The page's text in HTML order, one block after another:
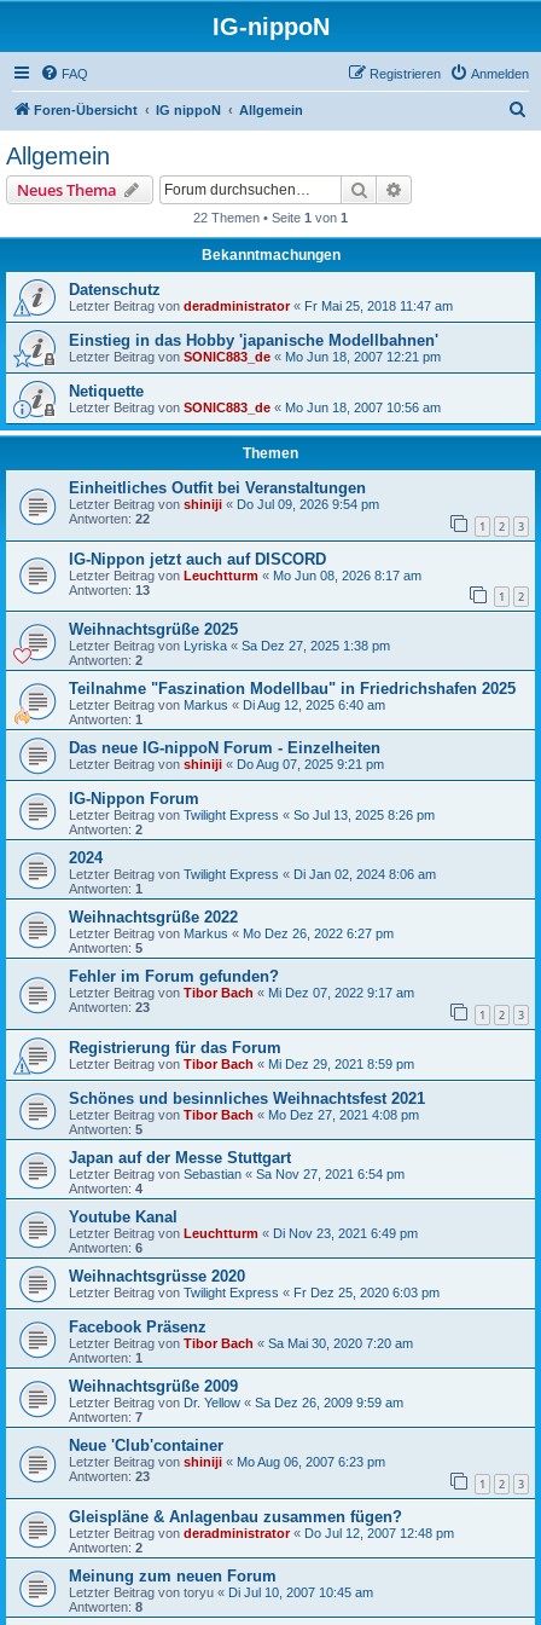
IG-nippoN
FAQ Anmelden
Registrieren
Foren-Übersicht IG nippoN Allgemein
Allgemein
Neues Thema Suche
22 Themen • Seite 1 von 1
Bekanntmachungen
Datenschutz
Letzter Beitrag von deradministrator« Fr Mai 25, 2018 11:47 am
Einstieg in das Hobby 'japanische Modellbahnen'
Letzter Beitrag von SONIC883_de « Mo Jun 18, 2007 12:21 pm
Netiquette
Letzter Beitrag von SONIC883_de « Mo Jun 18, 2007 10:56 am
Themen
Einheitliches Outfit bei Veranstaltungen
Letzter Beitrag von shiniji « Do Jul 09, 2026 9:54 pm
Antworten: 22 1 2 3
IG-Nippon jetzt auch auf DISCORD
Letzter Beitrag von Leuchtturm « Mo Jun 08, 2026 8:17 am
Antworten: 13 1 2
Weihnachtsgrüße 2025
Letzter Beitrag von Lyriska « Sa Dez 27, 2025 1:38 pm
Antworten: 2
Teilnahme "Faszination Modellbau" in Friedrichshafen 2025
Letzter Beitrag von Markus « Di Aug 12, 2025 6:40 am
Antworten: 1
Das neue IG-nippoN Forum - Einzelheiten
Letzter Beitrag von shiniji « Do Aug 07, 2025 9:21 pm
IG-Nippon Forum
Letzter Beitrag von Twilight Express « So Jul 13, 2025 8:26 pm
Antworten: 2
2024
Letzter Beitrag von Twilight Express « Di Jan 02, 2024 8:06 am
Antworten: 1
Weihnachtsgrüße 2022
Letzter Beitrag von Markus « Mo Dez 26, 2022 6:27 pm
Antworten: 5
Fehler im Forum gefunden?
Letzter Beitrag von Tibor Bach « Mi Dez 07, 2022 9:17 am
Antworten: 23 1 2 3
Registrierung für das Forum
Letzter Beitrag von Tibor Bach « Mi Dez 29, 2021 8:59 pm
Schönes und besinnliches Weihnachtsfest 2021
Letzter Beitrag von Tibor Bach « Mo Dez 27, 2021 4:08 pm
Antworten: 5
Japan auf der Messe Stuttgart
Letzter Beitrag von Sebastian « Sa Nov 27, 2021 6:54 pm
Antworten: 4
Youtube Kanal
Letzter Beitrag von Leuchtturm « Di Nov 23, 2021 6:49 pm
Antworten: 6
Weihnachtsgrüsse 2020
Letzter Beitrag von Twilight Express « Fr Dez 25, 2020 6:03 pm
Facebook Präsenz
Letzter Beitrag von Tibor Bach « Sa Mai 30, 2020 7:20 am
Antworten: 1
Weihnachtsgrüße 2009
Letzter Beitrag von Dr. Yellow « Sa Dez 26, 2009 9:59 am
Antworten: 7
Neue 'Club'container
Letzter Beitrag von shiniji « Mo Aug 06, 2007 6:23 pm
Antworten: 23 1 2 3
Gleispläne & Anlagenbau zusammen fügen?
Letzter Beitrag von deradministrator« Do Jul 12, 2007 12:48 pm
Antworten: 2
Meinung zum neuen Forum
Letzter Beitrag von toryu « Di Jul 10, 2007 10:45 am
Antworten: 8